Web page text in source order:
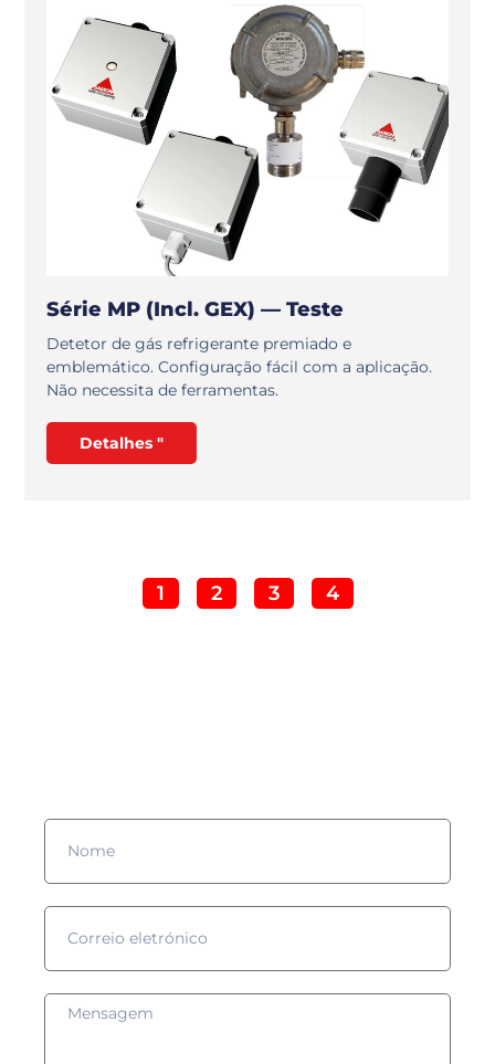
Série MP (incl. GEX) — Teste
Detetor de gás refrigerante premiado e
emblemático. Configuração fácil com a aplicação.
Não necessita de ferramentas.
Detalhes "
1 2 3 4